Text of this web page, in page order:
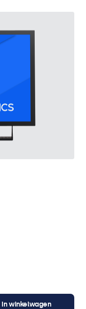
In winkelwagen